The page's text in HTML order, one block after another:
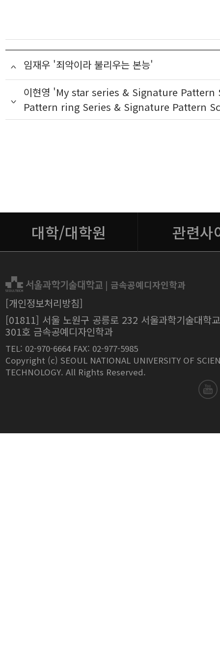
임재우 '죄악이라 불리우는 본능'
이현영 'My star series & Signature Pattern
Pattern ring Series & Signature Pattern
| 금속공예디자인학과
[개인정보처리방침]
[01811] 서울 노원구 공릉로 232 서울과학기술대학
301호 금속공예디자인학과
TEL: 02-970-6664 FAX: 02-977-5985
Copyright (c) SEOUL NATIONAL UNIVERSITY OF
TECHNOLOGY. All Rights Reserved.
대학/대학원 관련사